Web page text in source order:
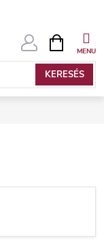
KERESÉS
KOSÁR